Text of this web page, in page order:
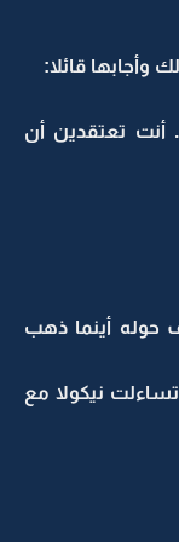
وأجابها قائلا:
أنت تعتقدين أن
حوله أينما ذهب
نيكولا مع